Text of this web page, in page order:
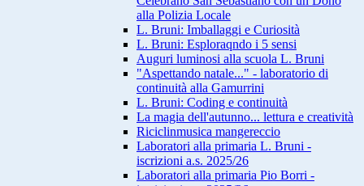
alla Polizia Locale
L. Bruni: Imballaggi e Curiosità
L. Bruni: Esploraqndo i 5 sensi
Auguri luminosi alla scuola L. Bruni
"Aspettando natale..." - laboratorio di
continuità alla Gamurrini
L. Bruni: Coding e continuità
La magia dell'autunno... lettura e creatività
Riciclinmusica mangereccio
Laboratori alla primaria L. Bruni -
iscrizioni a.s. 2025/26
Laboratori alla primaria Pio Borri -